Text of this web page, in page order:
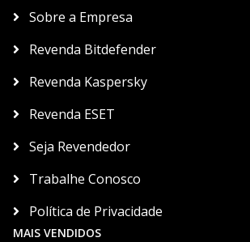
Sobre a Empresa
Revenda Bitdefender
Revenda Kaspersky
Revenda ESET
Seja Revendedor
Trabalhe Conosco
Política de Privacidade
MAIS VENDIDOS